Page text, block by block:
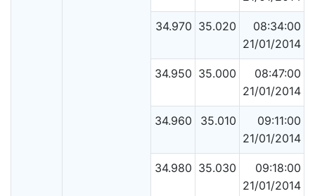
34.970 35.020
08:34:00
21/01/2014
34.950 35.000
08:47:00
21/01/2014
34.960 35.010
09:11:00
21/01/2014
34.980 35.030
09:18:00
21/01/2014